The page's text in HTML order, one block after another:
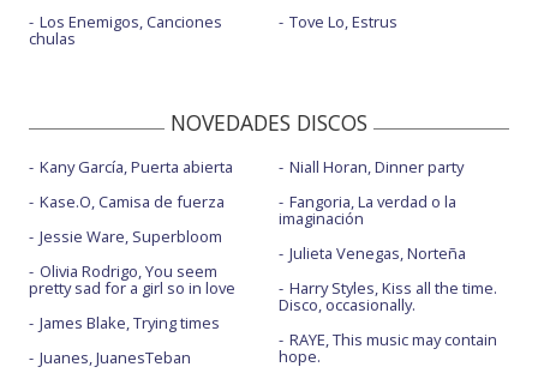
Los Enemigos, Canciones
chulas
Tove Lo, Estrus
NOVEDADES DISCOS
Kany García, Puerta abierta
Kase.O, Camisa de fuerza
Jessie Ware, Superbloom
Olivia Rodrigo, You seem
pretty sad for a girl so in love
James Blake, Trying times
Juanes, JuanesTeban
Niall Horan, Dinner party
Fangoria, La verdad o la
imaginación
Julieta Venegas, Norteña
Harry Styles, Kiss all the time.
Disco, occasionally.
RAYE, This music may contain
hope.